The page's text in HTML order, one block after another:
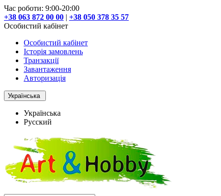
Час роботи: 9:00-20:00
+38 063 872 00 00 | +38 050 378 35 57
Особистий кабінет
Особистий кабінет
Історія замовлень
Транзакції
Завантаження
Авторизація
Українська
Українська
Русский